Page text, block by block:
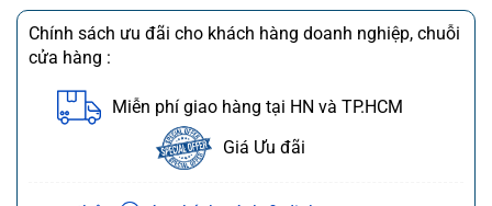
Chính sách ưu đãi cho khách hàng doanh nghiệp, chuỗi
cửa hàng :
Miễn phí giao hàng tại HN và TP.HCM
Giá Ưu đãi
Chính sách bán hàng và dịch vụ